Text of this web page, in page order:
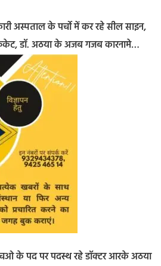
अस्पताल के पर्चो में कर रहे सील साइन,
डॉ. अठया के अजब गजब कारनामे…
के पद पर पदस्थ रहे डॉक्टर आरके अठया